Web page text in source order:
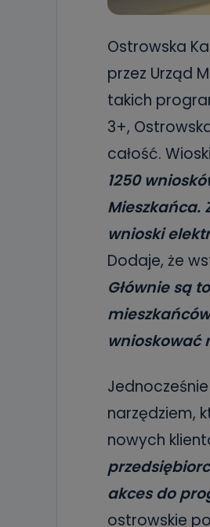
Ostrowska
przez Urząd
takich
3+,
całość.
1250
Mieszkańca.
wnioski
Dodaje, że
Głównie są
wnioskować
narzędziem,
nowych
akces do
ostrowskie